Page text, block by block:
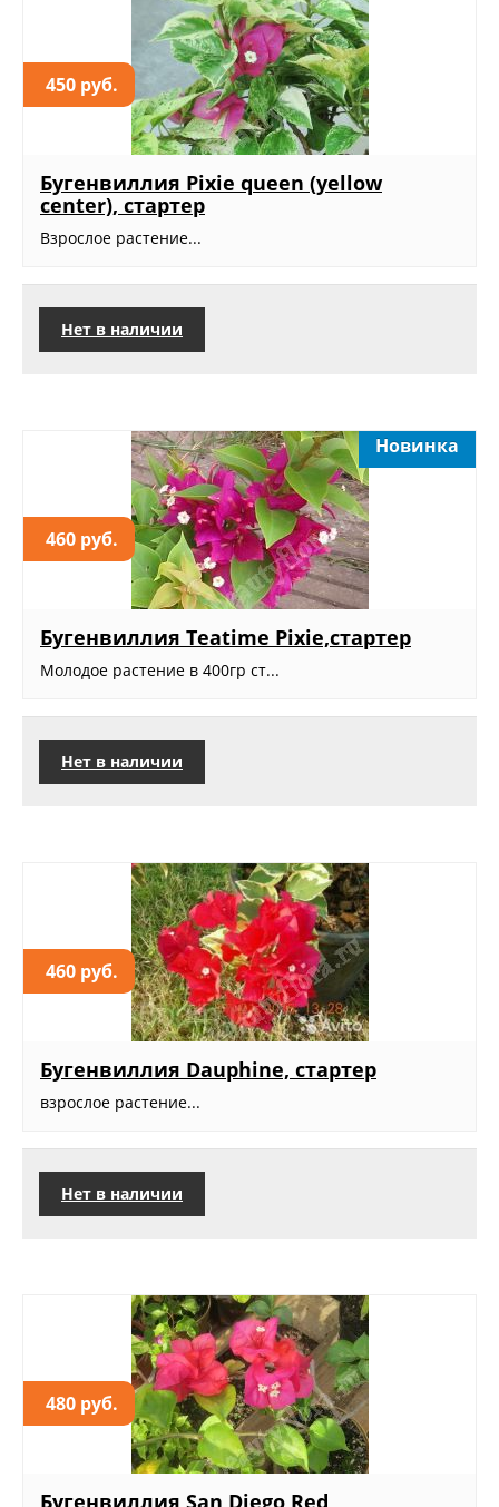
450 руб.
Бугенвиллия Pixie queen (yellow
center), стартер
Взрослое растение...
Нет в наличии
460 руб.
Новинка
Бугенвиллия Teatime Pixie,стартер
Молодое растение в 400гр ст...
Нет в наличии
460 руб.
Бугенвиллия Dauphine, стартер
взрослое растение...
Нет в наличии
480 руб.
Бугенвиллия San Diego Red